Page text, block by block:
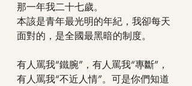
那一年我二十七歲。
本該是青年最光明的年紀，我卻每天
面對的，是全國最黑暗的制度。
有人罵我“鐵腕”，有人罵我“專斷”，
有人罵我“不近人情”。可是你們知道